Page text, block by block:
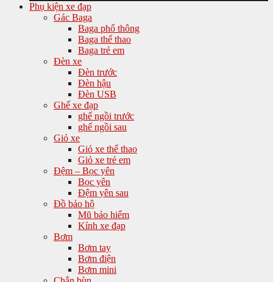
Phụ kiện xe đạp
Gác Baga
Baga phổ thông
Baga thể thao
Baga trẻ em
Đèn xe
Đèn trước
Đèn hậu
Đèn USB
Ghế xe đạp
ghế ngồi trước
ghế ngồi sau
Giỏ xe
Giỏ xe thể thao
Giỏ xe trẻ em
Đệm – Bọc yên
Bọc yên
Đệm yên sau
Đồ bảo hộ
Mũ bảo hiểm
Kính xe đạp
Bơm
Bơm tay
Bơm điện
Bơm mini